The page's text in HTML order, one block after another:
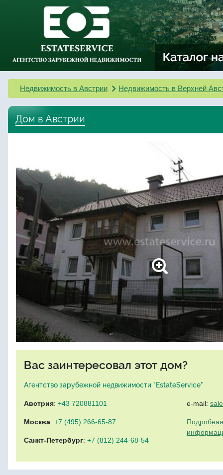
Недвижимость в Австрии Недвижимость в Верхней
Дом в Австрии
Вас заинтересовал этот дом?
Агентство зарубежной недвижимости "EstateService"
Австрия: +43 720881101
Москва: +7 (495) 266-65-87
Санкт-Петербург: +7 (812) 244-68-54
e-mail: